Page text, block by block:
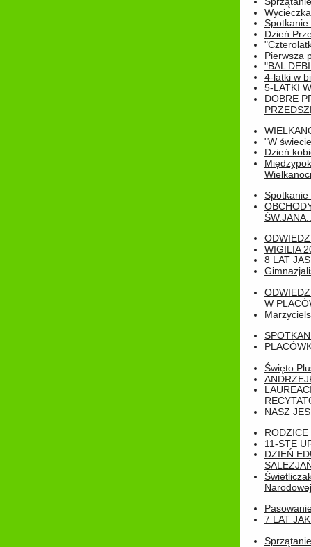
Spotkanie
Dzień
Pierwsza
"BAL
4-latki w
5-LATKI
DOBRE
"W
Dzień
Spotkanie
WIGILIA
8 LAT
W
Święto
NASZ
RODZICE
11-STE
DZIEŃ
Narodowej
7 LAT